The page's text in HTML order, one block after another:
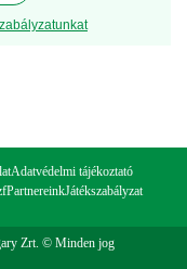
Adatvédelmi tájékoztató
PartnereinkJátékszabályzat
Zrt. © Minden jog